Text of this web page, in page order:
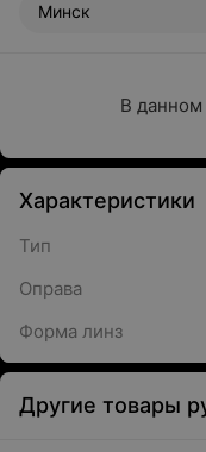
Минск
В данном
Характеристики
Тип
Оправа
Форма линз
Другие товары